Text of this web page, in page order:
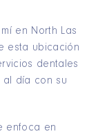
en North Las
esta ubicación
dentales
al día con su
enfoca en